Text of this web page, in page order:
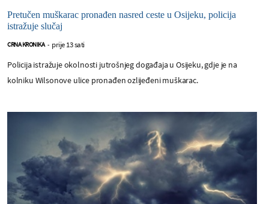
Pretučen muškarac pronađen nasred ceste u Osijeku, policija
istražuje slučaj
CRNA KRONIKA - prije 13 sati
Policija istražuje okolnosti jutrošnjeg događaja u Osijeku, gdje je na
kolniku Wilsonove ulice pronađen ozlijeđeni muškarac.